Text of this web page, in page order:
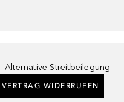
Alternative Streitbeilegung
VERTRAG WIDERRUFEN